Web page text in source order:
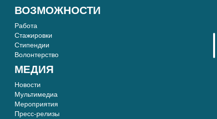
ВОЗМОЖНОСТИ
Работа
Стажировки
Стипендии
Волонтерство
МЕДИЯ
Новости
Мультимедиа
Мероприятия
Пресс-релизы